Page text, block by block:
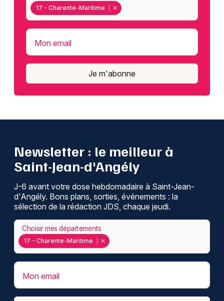
17 - Charente-Maritime
Mon email
Je m'abonne
Newsletter : le meilleur à
Saint-Jean-d'Angély
J-6 avant votre dose hebdomadaire à Saint-Jean-
d'Angély. Bons plans, sorties, événements : la
sélection de la rédaction JDS, chaque jeudi.
17 - Charente-Maritime
Choisir mes départements
Mon email